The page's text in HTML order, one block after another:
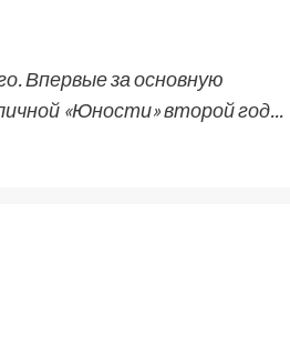
Впервые за основную
«Юности» второй год...